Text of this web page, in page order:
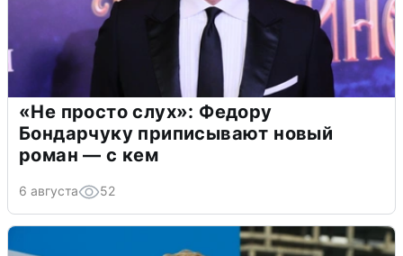
«Не просто слух»: Федору
Бондарчуку приписывают новый
роман — с кем
6 августа 52